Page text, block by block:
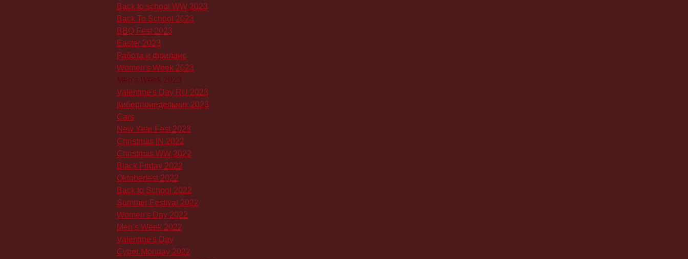
Back to school WW 2023
Back To School 2023
BBQ Fest 2023
Easter 2023
Работа и фриланс
Women's Week 2023
Men's Week 2023
Valentine's Day RU 2023
Киберпонедельник 2023
Cars
New Year Fest 2023
Christmas IN 2022
Christmas WW 2022
Black Friday 2022
Oktoberfest 2022
Back to School 2022
Summer Festival 2022
Women's Day 2022
Men’s Week 2022
Valentine's Day
Cyber Monday 2022